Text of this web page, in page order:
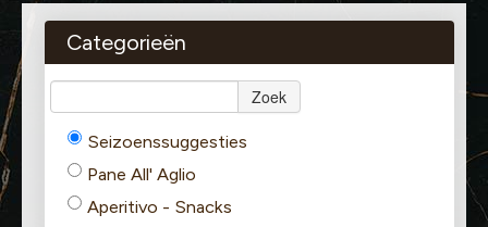
BESTELLEN
LOYALITEITPROGRAMMA
CONTACT
Categorieën
Zoek
Seizoenssuggesties
Pane All' Aglio
Aperitivo - Snacks